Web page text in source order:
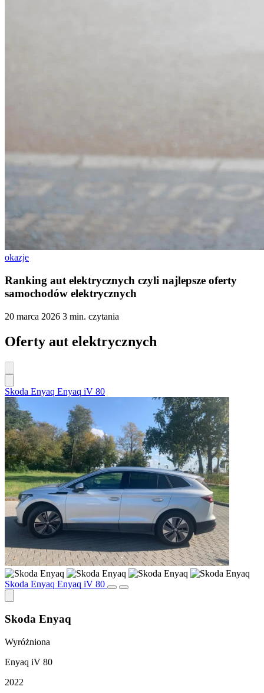
okazje
Ranking aut elektrycznych czyli najlepsze oferty
samochodów elektrycznych
20 marca 2026 3 min. czytania
Oferty aut elektrycznych
Skoda Enyaq Enyaq iV 80
Skoda Enyaq Enyaq iV 80
Skoda Enyaq
Wyróżniona
Enyaq iV 80
2022